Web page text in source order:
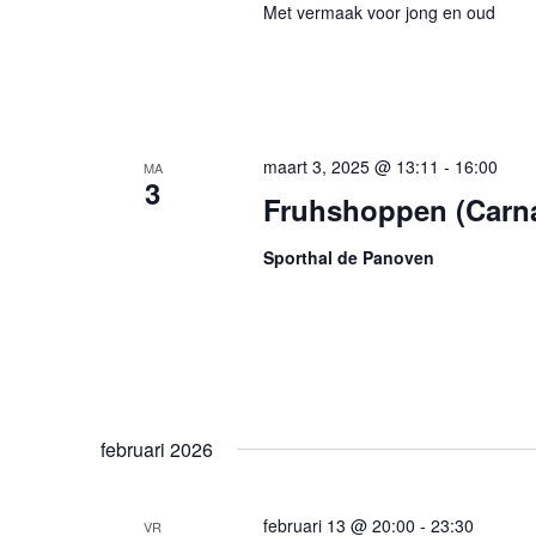
Met vermaak voor jong en oud
MA
3 Fruhshoppen
maart 3, 2025 @ 13:11 - 16:00
Sporthal de Panoven
februari 2026
VR februari 13 @ 20:00 - 23:30